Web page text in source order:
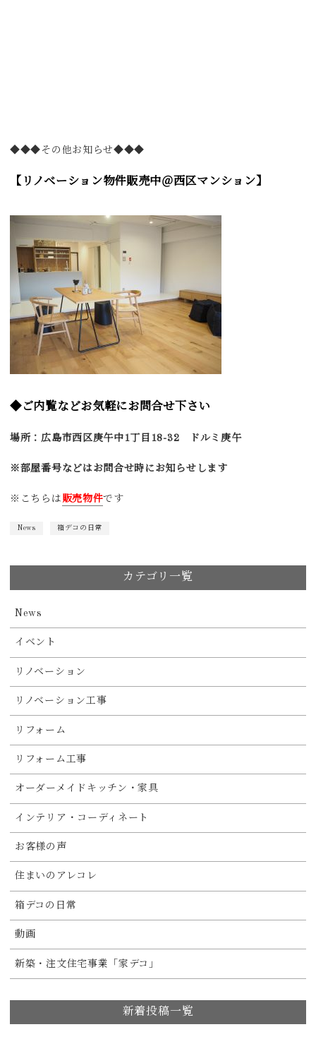
◆◆◆その他お知らせ◆◆◆
【リノベーション物件販売中＠西区マンション】
◆ご内覧などお気軽にお問合せ下さい
場所：広島市西区庚午中1丁目18-32 ドルミ庚午
※部屋番号などはお問合せ時にお知らせします
※こちらは 販売物件です
News 箱デコの日常
カテゴリ一覧
News
イベント
リノベーション
リノベーション工事
リフォーム
リフォーム工事
オーダーメイドキッチン・家具
インテリア・コーディネート
お客様の声
住まいのアレコレ
箱デコの日常
動画
新築・注文住宅事業「家デコ」
新着投稿一覧